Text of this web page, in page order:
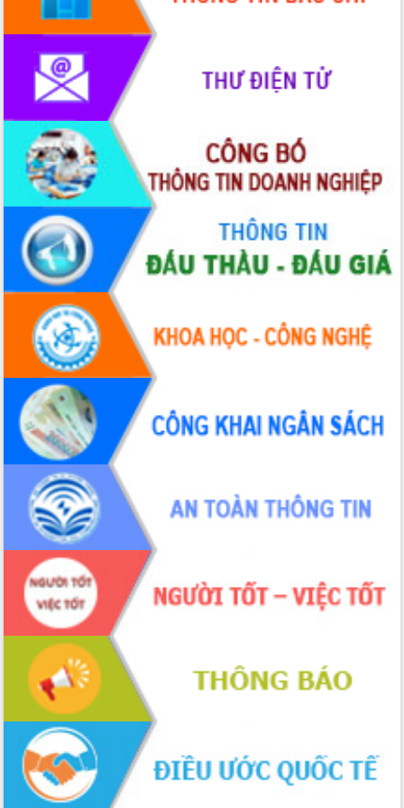
chúc mừng các bệnh viện nhân Ngày
Thầy thuốc Việt Nam
Rộn ràng lễ hội truyền thống Sông
nước Đà Nông lần thứ I năm 2026
Kỳ họp Chuyên đề lần thứ Năm, HĐND
tỉnh Đắk Lắk thông qua các nghị quyết
quan trọng
Thống nhất danh sách giới thiệu ứng
cử đại biểu Quốc hội khoá XVI và đại
biểu HĐND tỉnh Đắk Lắk, nhiệm kỳ
2026-2031
Phát động hai phong trào thi đua quan
trọng trong kỷ nguyên mới
Hội nghị lần thứ tư Ban Chỉ đạo công
tác bầu cử tỉnh Đắk Lắk
Hội nghị Báo cáo viên Trung ương
tháng 01/2026
Phó Thủ tướng Hồ Quốc Dũng đánh giá
cao kết quả Chiến dịch Quang Trung
tại Đắk Lắk
Hội nghị Ban Chấp hành Đảng bộ tỉnh
Đắk Lắk lần thứ 2 (mở rộng)
Tập trung giải phóng mặt bằng, đẩy
nhanh tiến độ Tuyến đường bộ ven
biển
Gỡ khó, khởi công xây dựng, sửa chữa
toàn bộ nhà ở cho hộ dân đúng tiến độ
đề ra
UBND tỉnh Đắk Lắk tổng kết công tác
quốc phòng, quân sự địa phương năm
2025
Tập trung triển khai quyết liệt, đồng bộ
các giải pháp nhằm thực hiện hiệu quả
các nhiệm vụ đề ra năm 2025
Phát huy vai trò của người có uy tín
trong phòng chống tảo hôn và hôn
nhân cận huyết thống
Nông sản Tây Nguyên thu hút doanh
nghiệp nước ngoài
Đắk Lắk định vị thương hiệu du lịch
“Biển – Rừng – Cà phê” trong không